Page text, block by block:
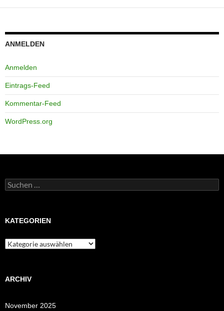
ANMELDEN
Anmelden
Eintrags-Feed
Kommentar-Feed
WordPress.org
Suchen
nach:
KATEGORIEN
Kategorien
ARCHIV
November 2025